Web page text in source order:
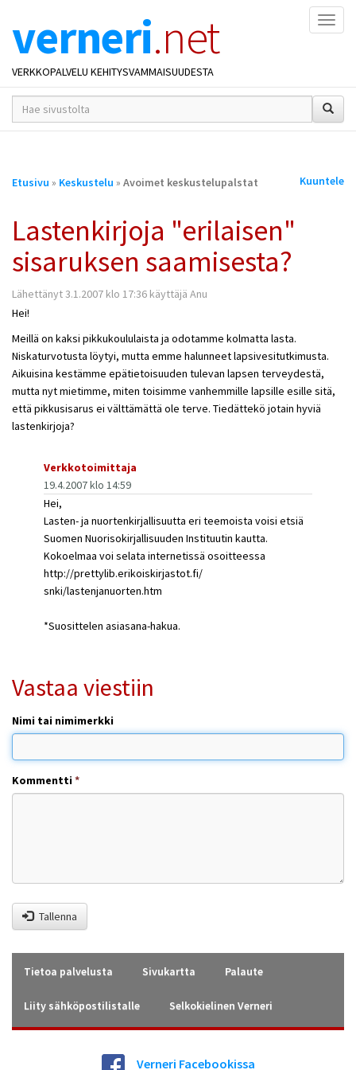
verneri.net
VERKKOPALVELU KEHITYSVAMMAISUUDESTA
hakusana(t)
*
Olet
Etusivu » Keskustelu » Avoimet keskustelupalstat Kuuntele
Lastenkirjoja "erilaisen"
sisaruksen saamisesta?
Lähettänyt 3.1.2007 klo 17:36 käyttäjä Anu
Hei!
Meillä on kaksi pikkukoululaista ja odotamme kolmatta lasta.
Niskaturvotusta löytyi, mutta emme halunneet lapsivesitutkimusta.
Aikuisina kestämme epätietoisuuden tulevan lapsen terveydestä,
mutta nyt mietimme, miten toisimme vanhemmille lapsille esille sitä,
että pikkusisarus ei välttämättä ole terve. Tiedättekö jotain hyviä
lastenkirjoja?
Verkkotoimittaja
19.4.2007 klo 14:59
Hei,
Lasten- ja nuortenkirjallisuutta eri teemoista voisi etsiä
Suomen Nuorisokirjallisuuden Instituutin kautta.
Kokoelmaa voi selata internetissä osoitteessa
http://prettylib.erikoiskirjastot.fi/
snki/lastenjanuorten.htm
*Suosittelen asiasana-hakua.
Vastaa viestiin
Nimi tai nimimerkki
Kommentti*
Tallenna
Tietoa palvelusta Sivukartta Palaute
Liity sähköpostilistalle Selkokielinen Verneri
Verneri Facebookissa